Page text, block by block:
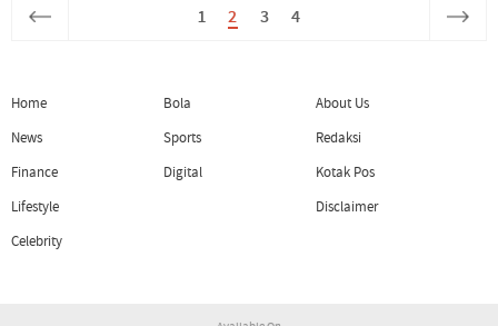
1 2 3 4
Home
News
Finance
Lifestyle
Celebrity
Bola
Sports
Digital
About Us
Redaksi
Kotak Pos
Disclaimer